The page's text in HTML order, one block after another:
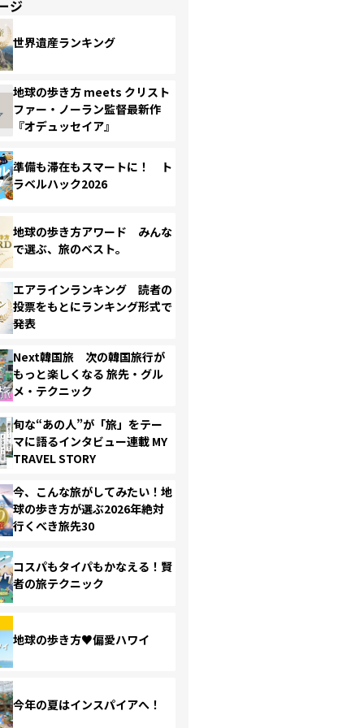
ジ
世界遺産ランキング
地球の歩き方 meets クリスト
ファー・ノーラン監督最新作
『オデュッセイア』
準備も滞在もスマートに！ ト
ラベルハック2026
地球の歩き方アワード みんな
で選ぶ、旅のベスト。
エアラインランキング 読者の
投票をもとにランキング形式で
発表
Next韓国旅 次の韓国旅行が
もっと楽しくなる 旅先・グル
メ・テクニック
旬な“あの人”が「旅」をテー
マに語るインタビュー連載 MY
TRAVEL STORY
今、こんな旅がしてみたい！地
球の歩き方が選ぶ2026年絶対
行くべき旅先30
コスパもタイパもかなえる！賢
者の旅テクニック
地球の歩き方♥偏愛ハワイ
今年の夏はインスパイアへ！